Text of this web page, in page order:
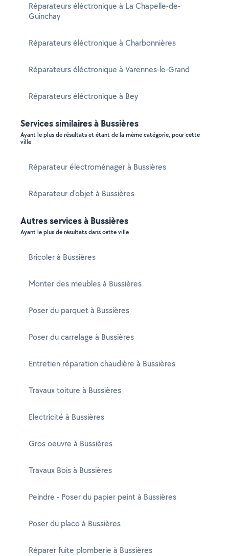
Réparateurs éléctronique à La Chapelle-de-
Guinchay
Réparateurs éléctronique à Charbonnières
Réparateurs éléctronique à Varennes-le-Grand
Réparateurs éléctronique à Bey
Services similaires à Bussières
Ayant le plus de résultats et étant de la même catégorie, pour cette
ville
Réparateur électroménager à Bussières
Réparateur d'objet à Bussières
Autres services à Bussières
Ayant le plus de résultats dans cette ville
Bricoler à Bussières
Monter des meubles à Bussières
Poser du parquet à Bussières
Poser du carrelage à Bussières
Entretien réparation chaudière à Bussières
Travaux toiture à Bussières
Electricité à Bussières
Gros oeuvre à Bussières
Travaux Bois à Bussières
Peindre - Poser du papier peint à Bussières
Poser du placo à Bussières
Réparer fuite plomberie à Bussières